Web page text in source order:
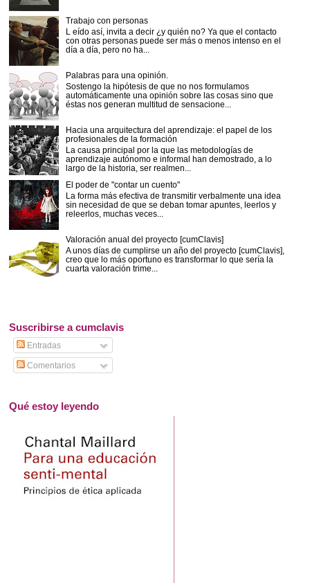
Trabajo con personas
L eído así, invita a decir ¿y quién no? Ya que el contacto
con otras personas puede ser más o menos intenso en el
día a día, pero no ha...
Palabras para una opinión.
Sostengo la hipótesis de que no nos formulamos
automáticamente una opinión sobre las cosas sino que
éstas nos generan multitud de sensacione...
Hacia una arquitectura del aprendizaje: el papel de los
profesionales de la formación
La causa principal por la que las metodologías de
aprendizaje autónomo e informal han demostrado, a lo
largo de la historia, ser realmen...
El poder de "contar un cuento"
La forma más efectiva de transmitir verbalmente una idea
sin necesidad de que se deban tomar apuntes, leerlos y
releerlos, muchas veces...
Valoración anual del proyecto [cumClavis]
A unos días de cumplirse un año del proyecto [cumClavis],
creo que lo más oportuno es transformar lo que sería la
cuarta valoración trime...
Suscribirse a cumclavis
Entradas
Comentarios
Qué estoy leyendo